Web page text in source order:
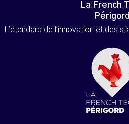
La French
Périgord
L’étendard de l’innovation et des